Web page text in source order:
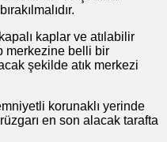
kaplar ve atılabilir
merkezine belli bir
şekilde atık merkezi
korunaklı yerinde
en son alacak tarafta